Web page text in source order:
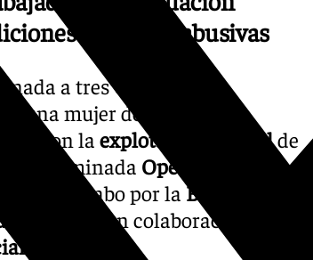
laborales abusivas
a tresempresarios
y una mujer de
con la explotación laboralde
denominada Operación
a cabo por laBrigada
, en colaboración con la